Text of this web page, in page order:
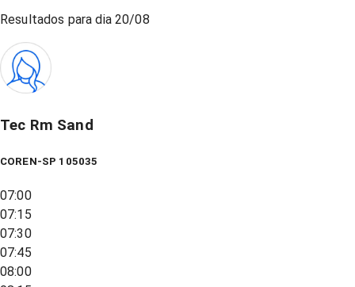
Resultados para dia20/08
Tec Rm Sand
COREN-SP 105035
07:00
07:15
07:30
07:45
08:00